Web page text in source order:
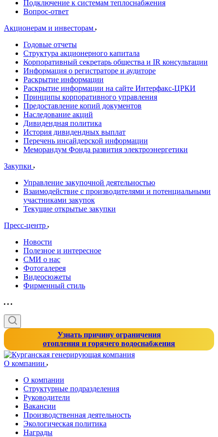
Подключение к системам теплоснабжения
Вопрос-ответ
Акционерам и инвесторам
Годовые отчеты
Структура акционерного капитала
Корпоративный секретарь общества и IR консультации
Информация о регистраторе и аудиторе
Раскрытие информации
Раскрытие информации на сайте Интерфакс-ЦРКИ
Принципы корпоративного управления
Предоставление копий документов
Наследование акций
Дивидендная политика
История дивидендных выплат
Перечень инсайдерской информации
Меморандум Фонда развития электроэнергетики
Закупки
Управление закупочной деятельностью
Взаимодействие с производителями и потенциальными
участниками закупок
Текущие открытые закупки
Пресс-центр
Новости
Полезное и интересное
СМИ о нас
Фотогалерея
Видеосюжеты
Фирменный стиль
Узнать причину ограничения
отопления и горячего водоснабжения
О компании
О компании
Структурные подразделения
Руководители
Вакансии
Производственная деятельность
Экологическая политика
Награды